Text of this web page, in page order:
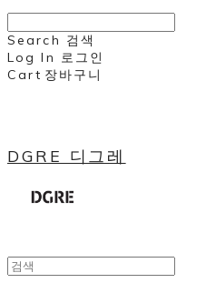
Search 검색
Log In 로그인
Cart 장바구니
DGRE 디그레